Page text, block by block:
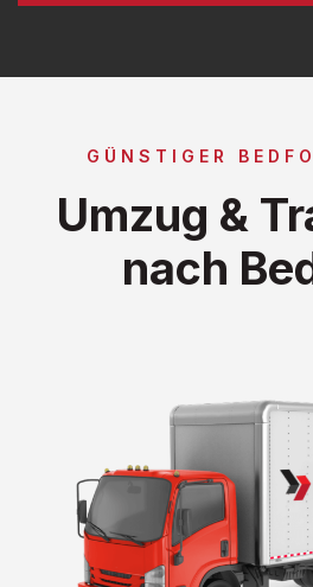
GÜNSTIGER
Umzug &
nach